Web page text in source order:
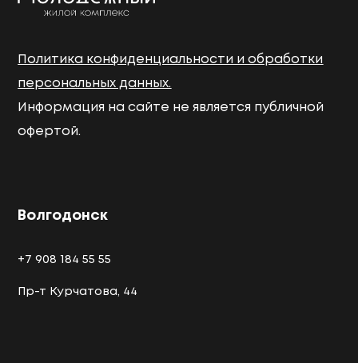
Политика конфиденциальности и обработки
персональных данных.
Информация на сайте не является публичной
офертой.
Волгодонск
+7 908 184 55 55
Пр-т Курчатова, 44